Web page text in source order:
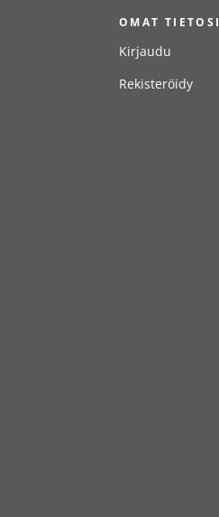
OMAT TIETOSI
Kirjaudu
Rekisteröidy